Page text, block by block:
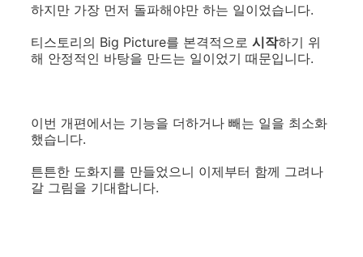
하지만 가장 먼저 돌파해야만 하는 일이었습니다.
티스토리의 Big Picture를 본격적으로 시작하기 위
해 안정적인 바탕을 만드는 일이었기 때문입니다.
이번 개편에서는 기능을 더하거나 빼는 일을 최소화
했습니다.
튼튼한 도화지를 만들었으니 이제부터 함께 그려나
갈 그림을 기대합니다.